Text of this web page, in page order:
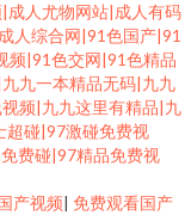
成人尤物网站|成人有码
人综合网|91色国产|91
频|91色交网|91色精品
九一本精品无码|九九
频|九九这里有精品|九
超碰|97激碰免费视
费碰|97精品免费视
产视频| 免费观看国产